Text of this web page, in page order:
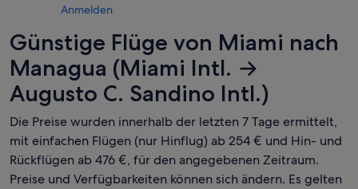
Anmelden
Günstige Flüge von Miami nach
Managua (Miami Intl. →
Augusto C. Sandino Intl.)
Die Preise wurden innerhalb der letzten 7 Tage ermittelt,
mit einfachen Flügen (nur Hinflug) ab 254 € und Hin- und
Rückflügen ab 476 €, für den angegebenen Zeitraum.
Preise und Verfügbarkeiten können sich ändern. Es gelten